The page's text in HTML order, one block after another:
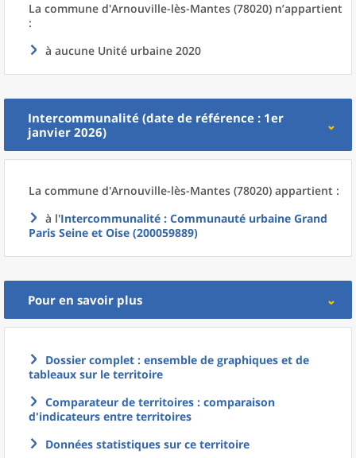
La commune d'Arnouville-lès-Mantes (78020) n’appartient
:
à aucune Unité urbaine 2020
Intercommunalité (date de référence : 1er
janvier 2026)
La commune d'Arnouville-lès-Mantes (78020) appartient :
à l'Intercommunalité : Communauté urbaine Grand
Paris Seine et Oise (200059889)
Pour en savoir plus
Dossier complet : ensemble de graphiques et de
tableaux sur le territoire
Comparateur de territoires : comparaison
d'indicateurs entre territoires
Données statistiques sur ce territoire